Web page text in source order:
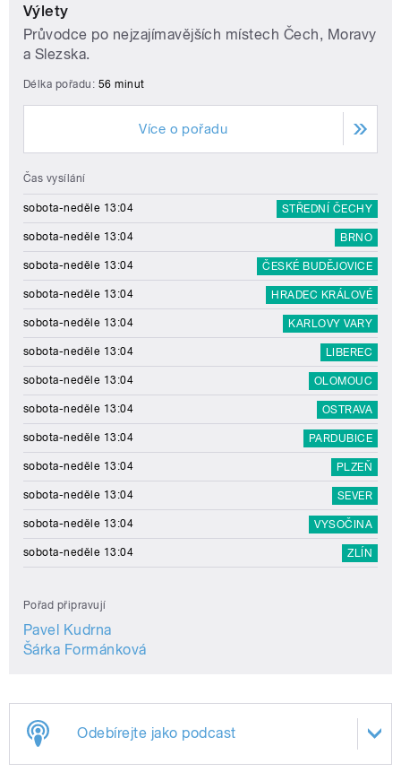
Výlety
Průvodce po nejzajímavějších místech Čech, Moravy
a Slezska.
Délka pořadu: 56 minut
Více o pořadu
Čas vysílání
sobota-neděle 13:04 STŘEDNÍ ČECHY
sobota-neděle 13:04 BRNO
sobota-neděle 13:04 ČESKÉ BUDĚJOVICE
sobota-neděle 13:04 HRADEC KRÁLOVÉ
sobota-neděle 13:04 KARLOVY VARY
sobota-neděle 13:04 LIBEREC
sobota-neděle 13:04 OLOMOUC
sobota-neděle 13:04 OSTRAVA
sobota-neděle 13:04 PARDUBICE
sobota-neděle 13:04 PLZEŇ
sobota-neděle 13:04 SEVER
sobota-neděle 13:04 VYSOČINA
sobota-neděle 13:04 ZLÍN
Pořad připravují
Pavel Kudrna
Šárka Formánková
Odebírejte jako podcast